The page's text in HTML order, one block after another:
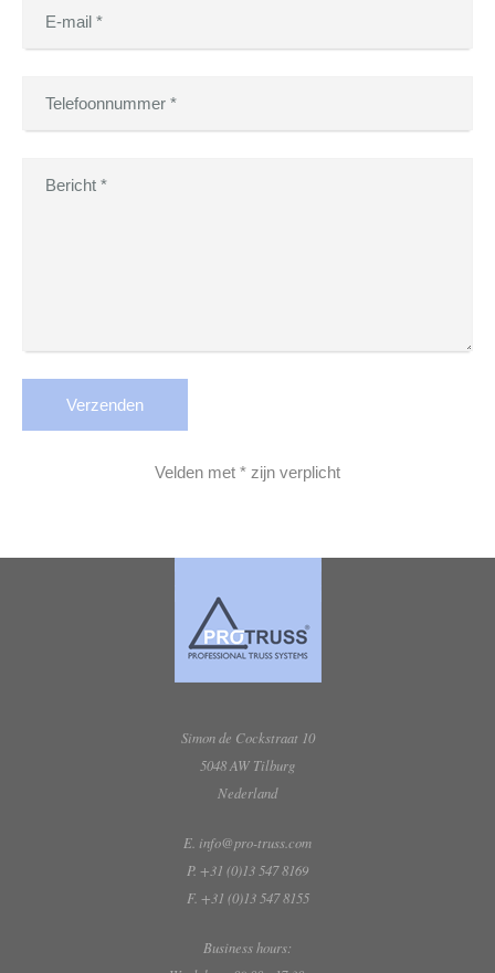
Verzenden
Velden met * zijn verplicht
Simon de Cockstraat 10
5048 AW Tilburg
Nederland
E. info@pro-truss.com
P. +31 (0)13 547 8169
F. +31 (0)13 547 8155
Business hours: